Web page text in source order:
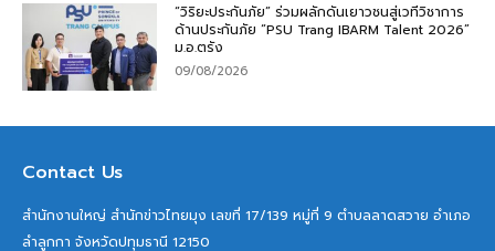
“วิริยะประกันภัย” ร่วมผลักดันเยาวชนสู่เวทีวิชาการ
ด้านประกันภัย “PSU Trang IBARM Talent 2026”
ม.อ.ตรัง
09/08/2026
Contact Us
สำนักงานใหญ่ สำนักข่าวไทยมุง เลขที่ 17/139 หมู่ที่ 9 ตำบลลาดสวาย อำเภอ
ลำลูกกา จังหวัดปทุมธานี 12150